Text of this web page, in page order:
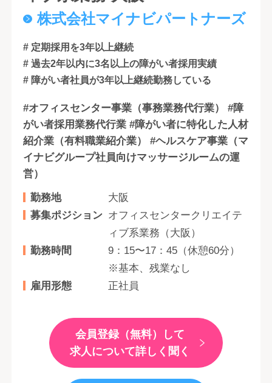
株式会社マイナビパートナーズ
# 定期採用を3年以上継続
# 過去2年以内に3名以上の障がい者採用実績
# 障がい者社員が3年以上継続勤務している
#オフィスセンター事業（事務業務代行業） #障
がい者採用業務代行業 #障がい者に特化した人材
紹介業（有料職業紹介業） #ヘルスケア事業（マ
イナビグループ社員向けマッサージルームの運
営）
勤務地
大阪
募集ポジション オフィスセンタークリエイテ
ィブ系業務（大阪）
勤務時間
9：15〜17：45（休憩60分）
※基本、残業なし
雇用形態
正社員
会員登録（無料）して
求人について詳しく聞く